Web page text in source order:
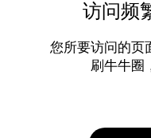
访问频
您所要访问的页
刷牛牛圈